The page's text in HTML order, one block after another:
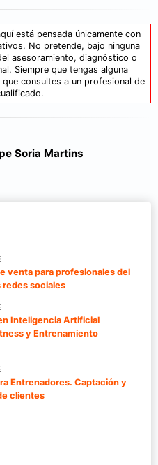
está pensada únicamente con
No pretende, bajo ninguna
asesoramiento, diagnóstico o
Siempre que tengas alguna
consultes a un profesional de
Soria Martins
venta para profesionales del
redes sociales
Inteligencia Artificial
y Entrenamiento
Entrenadores. Captación y
clientes